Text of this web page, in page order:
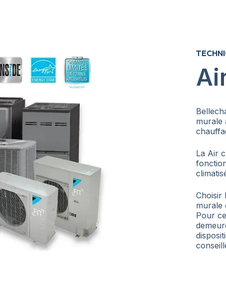
murale
La Air
Choisir
murale
Pour